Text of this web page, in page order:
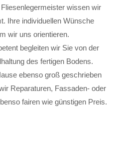
wissen wir
Ihre individuellen Wünsche
wir uns orientieren.
begleiten wir Sie von der
des fertigen Bodens.
ebenso groß geschrieben
Reparaturen, Fassaden- oder
fairen wie günstigen Preis.